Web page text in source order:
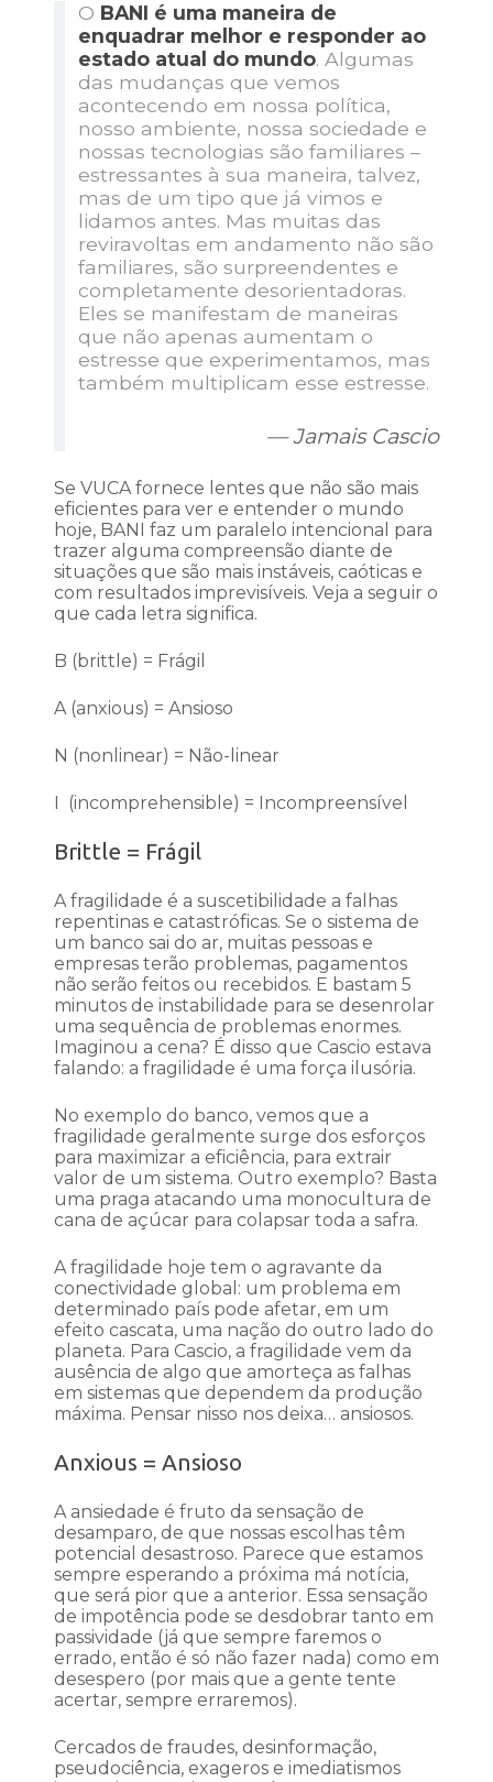
O BANI é uma maneira de
enquadrar melhor e responder ao
estado atual do mundo. Algumas
das mudanças que vemos
acontecendo em nossa política,
nosso ambiente, nossa sociedade e
nossas tecnologias são familiares –
estressantes à sua maneira, talvez,
mas de um tipo que já vimos e
lidamos antes. Mas muitas das
reviravoltas em andamento não são
familiares, são surpreendentes e
completamente desorientadoras.
Eles se manifestam de maneiras
que não apenas aumentam o
estresse que experimentamos, mas
também multiplicam esse estresse.
Jamais Cascio
Se VUCA fornece lentes que não são mais
eficientes para ver e entender o mundo
hoje, BANI faz um paralelo intencional para
trazer alguma compreensão diante de
situações que são mais instáveis, caóticas e
com resultados imprevisíveis. Veja a seguir o
que cada letra significa.
B (brittle) = Frágil
A (anxious) = Ansioso
N (nonlinear) = Não-linear
I (incomprehensible) = Incompreensível
Brittle = Frágil
A fragilidade é a suscetibilidade a falhas
repentinas e catastróficas. Se o sistema de
um banco sai do ar, muitas pessoas e
empresas terão problemas, pagamentos
não serão feitos ou recebidos. E bastam 5
minutos de instabilidade para se desenrolar
uma sequência de problemas enormes.
Imaginou a cena? É disso que Cascio estava
falando: a fragilidade é uma força ilusória.
No exemplo do banco, vemos que a
fragilidade geralmente surge dos esforços
para maximizar a eficiência, para extrair
valor de um sistema. Outro exemplo? Basta
uma praga atacando uma monocultura de
cana de açúcar para colapsar toda a safra.
A fragilidade hoje tem o agravante da
conectividade global: um problema em
determinado país pode afetar, em um
efeito cascata, uma nação do outro lado do
planeta. Para Cascio, a fragilidade vem da
ausência de algo que amorteça as falhas
em sistemas que dependem da produção
máxima. Pensar nisso nos deixa… ansiosos.
Anxious = Ansioso
A ansiedade é fruto da sensação de
desamparo, de que nossas escolhas têm
potencial desastroso. Parece que estamos
sempre esperando a próxima má notícia,
que será pior que a anterior. Essa sensação
de impotência pode se desdobrar tanto em
passividade (já que sempre faremos o
errado, então é só não fazer nada) como em
desespero (por mais que a gente tente
acertar, sempre erraremos).
Cercados de fraudes, desinformação,
pseudociência, exageros e imediatismos